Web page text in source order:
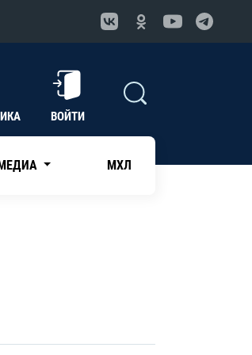
ВОЙТИ
МХЛ